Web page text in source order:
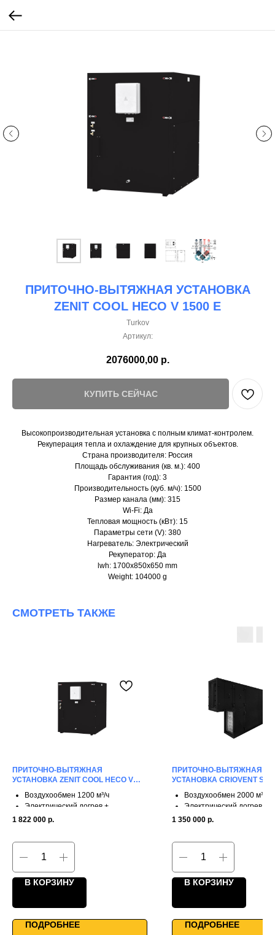
ПРИТОЧНО-ВЫТЯЖНАЯ УСТАНОВКА
ZENIT COOL HECO V 1500 E
Turkov
Артикул:
2076000,00 р.
КУПИТЬ СЕЙЧАС
Высокопроизводительная установка с полным климат-контролем.
Рекуперация тепла и охлаждение для крупных объектов.
Страна производителя: Россия
Площадь обслуживания (кв. м.): 400
Гарантия (год): 3
Производительность (куб. м/ч): 1500
Размер канала (мм): 315
Wi-Fi: Да
Тепловая мощность (кВт): 15
Параметры сети (V): 380
Нагреватель: Электрический
Рекуператор: Да
lwh: 1700x850x650 mm
Weight: 104000 g
СМОТРЕТЬ ТАКЖЕ
ПРИТОЧНО-ВЫТЯЖНАЯ
УСТАНОВКА ZENIT COOL HECO V
Воздухообмен 1200 м³/ч
Электрический догрев +
охлаждение
Мощный климат-контроль
WiFi управление
1 822 000 р.
В КОРЗИНУ
ПОДРОБНЕЕ
ПРИТОЧНО-ВЫТЯЖНАЯ
УСТАНОВКА CRIOVENT S
Воздухообмен 2000 м³/ч
Электрический догрев
4 ступени рекуперации
энергоэффективность
Умное управление
1 350 000 р.
В КОРЗИНУ
ПОДРОБНЕЕ